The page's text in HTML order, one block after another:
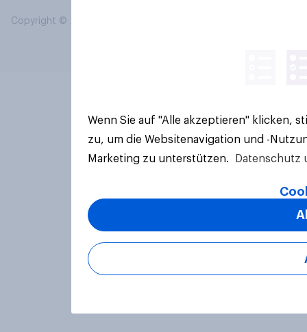
Copyright © 2026 YouGov PLC. Alle Rechte vorbehalten.
Wenn Sie auf "Alle akzeptieren" klicken,
zu, um die Websitenavigation und -
Marketing zu unterstützen.
Datenschutz